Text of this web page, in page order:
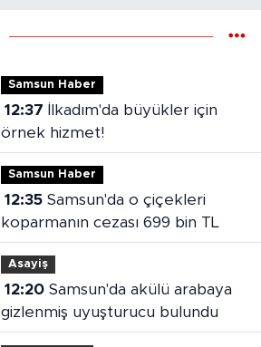
Samsun Haber
12:37
örnek hizmet!
Samsun Haber
12:35Samsun'da o çiçekleri
koparmanın cezası 699 bin TL
Asayiş
12:20Samsun'da akülü arabaya
gizlenmiş uyuşturucu bulundu